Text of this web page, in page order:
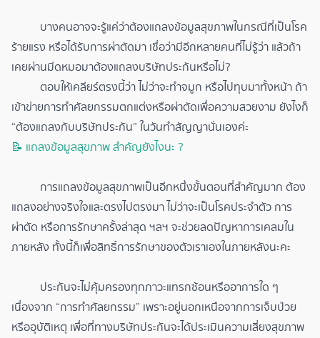
บางคนอาจจะรู้แค่ว่าต้องแถลงข้อมูลสุขภาพในกรณีที่เป็นโรค
ร้ายแรง หรือได้รับการผ่าตัดมา เชื่อว่ามีอีกหลายคนที่ไม่รู้ว่า แล้วถ้า
เคยผ่านมีดหมอมาต้องแถลงบริษัทประกันหรือไม่?
ตอบให้เคลียร์ตรงนี้ว่า ไม่ว่าจะทำจมูก หรือไปทุบมาทั้งหน้า ถ้า
เข้าข่ายการทำศัลยกรรมตกแต่งหรือผ่าตัดเพื่อความสวยงาม ยังไงก็
“ต้องแถลงกับบริษัทประกัน” ในวันทำสัญญานั่นเองค่ะ
📝 แถลงข้อมูลสุขภาพ สำคัญยังไงนะ ?
การแถลงข้อมูลสุขภาพเป็นอีกหนึ่งขั้นตอนที่สำคัญมาก ต้อง
แถลงอย่างจริงใจและตรงไปตรงมา ไม่ว่าจะเป็นโรคประจำตัว การ
ผ่าตัด หรือการรักษาครั้งล่าสุด ฯลฯ จะช่วยลดปัญหาการเคลมใน
ภายหลัง ทั้งนี้ก็เพื่อสิทธิ์การรักษาของตัวเราเองในภายหลังนะคะ
ประกันจะไม่คุ้มครองทุกภาวะแทรกซ้อนหรืออาการใด ๆ
เนื่องจาก “การทำศัลยกรรม” เพราะอยู่นอกเหนือจากการเจ็บป่วย
หรืออุบัติเหตุ เพื่อที่ทางบริษัทประกันจะได้ประเมินความเสี่ยงสุขภาพ